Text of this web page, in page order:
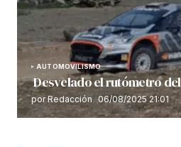
AUTOMOVILISMO
Desvelado el rutómetro
por Redacción 06/08/2025 21:01